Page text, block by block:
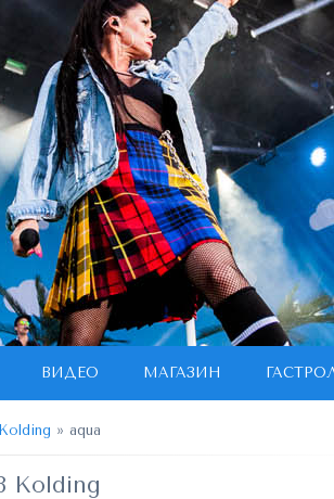
ВИДЕО МАГАЗИН
» aqua
Kolding